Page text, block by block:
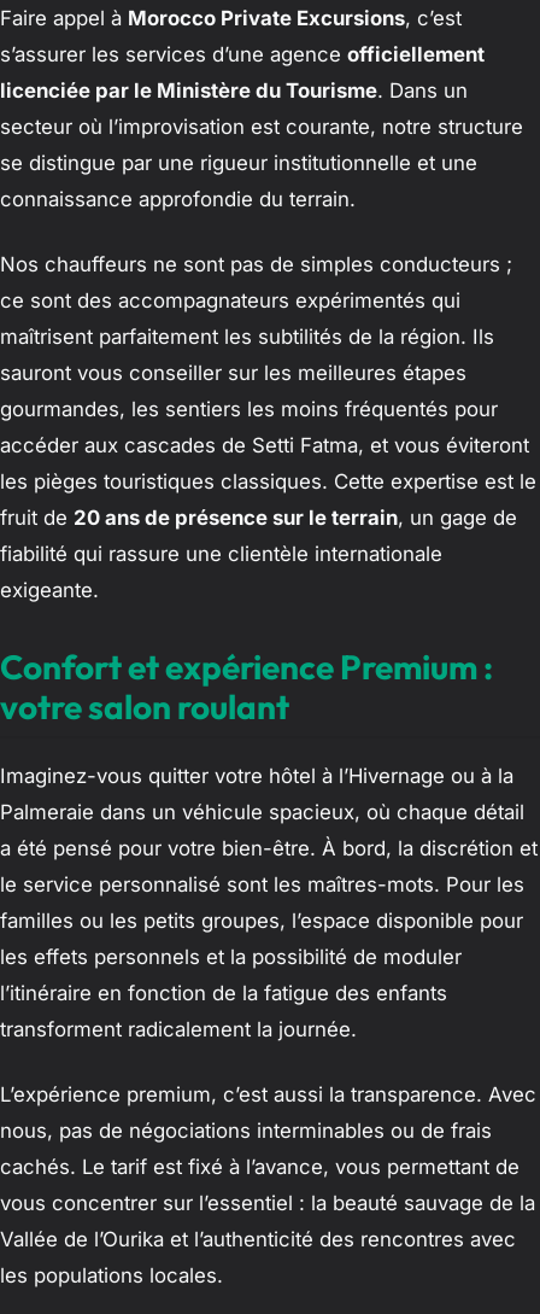
Faire appel à Morocco Private Excursions, c’est
s’assurer les services d’une agence officiellement
licenciée par le Ministère du Tourisme. Dans un
secteur où l’improvisation est courante, notre structure
se distingue par une rigueur institutionnelle et une
connaissance approfondie du terrain.
Nos chauffeurs ne sont pas de simples conducteurs ;
ce sont des accompagnateurs expérimentés qui
maîtrisent parfaitement les subtilités de la région. Ils
sauront vous conseiller sur les meilleures étapes
gourmandes, les sentiers les moins fréquentés pour
accéder aux cascades de Setti Fatma, et vous éviteront
les pièges touristiques classiques. Cette expertise est le
fruit de 20 ans de présence sur le terrain, un gage de
fiabilité qui rassure une clientèle internationale
exigeante.
Confort et expérience Premium :
votre salon roulant
Imaginez-vous quitter votre hôtel à l’Hivernage ou à la
Palmeraie dans un véhicule spacieux, où chaque détail
a été pensé pour votre bien-être. À bord, la discrétion et
le service personnalisé sont les maîtres-mots. Pour les
familles ou les petits groupes, l’espace disponible pour
les effets personnels et la possibilité de moduler
l’itinéraire en fonction de la fatigue des enfants
transforment radicalement la journée.
L’expérience premium, c’est aussi la transparence. Avec
nous, pas de négociations interminables ou de frais
cachés. Le tarif est fixé à l’avance, vous permettant de
vous concentrer sur l’essentiel : la beauté sauvage de la
Vallée de l’Ourika et l’authenticité des rencontres avec
les populations locales.